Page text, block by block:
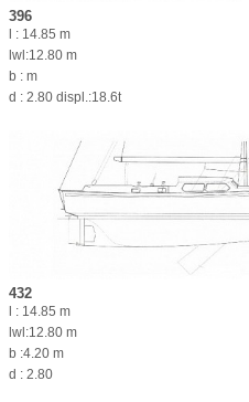
396
l : 14.85 m
lwl:12.80 m
b : m
d : 2.80 displ.:18.6t
432
l : 14.85 m
lwl:12.80 m
b :4.20 m
d : 2.80